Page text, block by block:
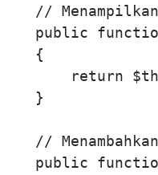
//
public
    {
return
    }
//
public